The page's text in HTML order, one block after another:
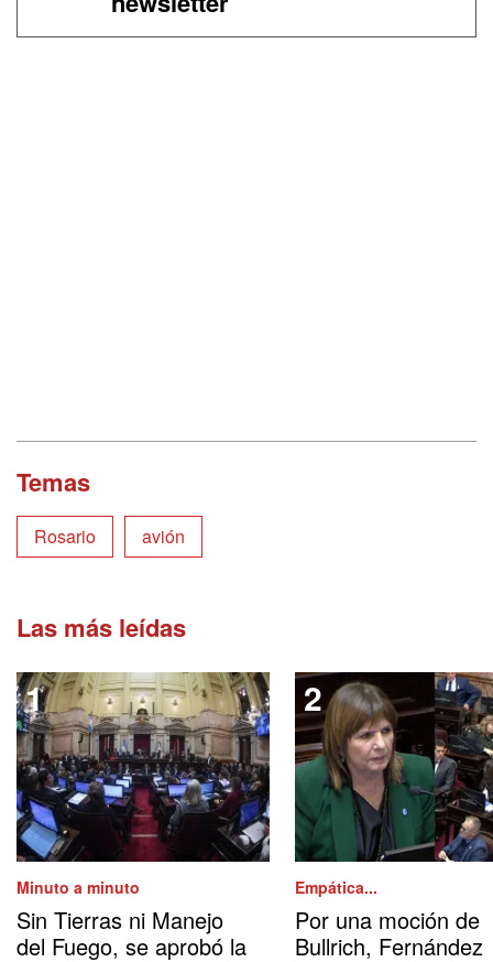
Temas
Rosario avión
Las más leídas
Minuto a minuto
Sin Tierras ni Manejo
del Fuego, se aprobó la
Empática...
Por una moción de
Bullrich, Fernández